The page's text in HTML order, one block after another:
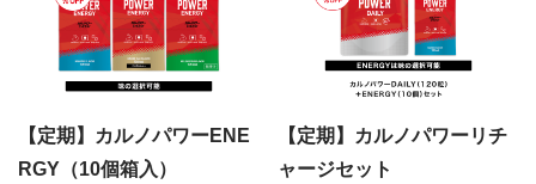
【定期】カルノパワーENE
RGY（10個箱入）
【定期】カルノパワーリチ
ャージセット